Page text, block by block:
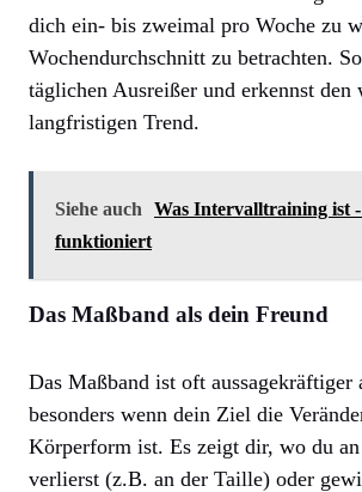
dich ein- bis zweimal pro Woche zu
Wochendurchschnitt zu betrachten.
täglichen Ausreißer und erkennst den
langfristigen Trend.
Siehe auch
Was Intervalltraining ist -
funktioniert
Das Maßband als dein Freund
Das Maßband ist oft aussagekräftiger
besonders wenn dein Ziel die
Körperform ist. Es zeigt dir, wo du
verlierst (z.B. an der Taille) oder